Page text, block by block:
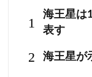
1
海王星は
表す
2 海王星が